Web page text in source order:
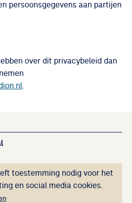
persoonsgegevens aan partijen
over dit privacybeleid dan
.
van de teksten op deze website
Deze inhoud kan
toestemming nodig voor het
en social media cookies.